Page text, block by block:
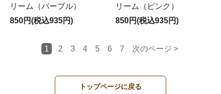
リーム（パープル）
850円(税込935円)
リーム（ピンク）
850円(税込935円)
1 2 3 4 5 6 7 次のページ >
トップページに戻る